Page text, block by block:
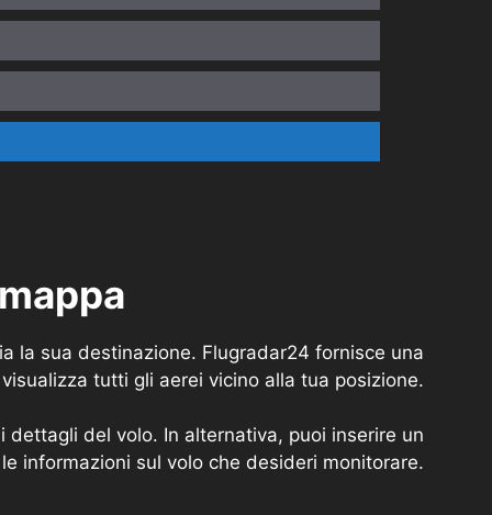
la sua destinazione. Flugradar24 fornisce una
tutti gli aerei vicino alla tua posizione.
del volo. In alternativa, puoi inserire un
informazioni sul volo che desideri monitorare.